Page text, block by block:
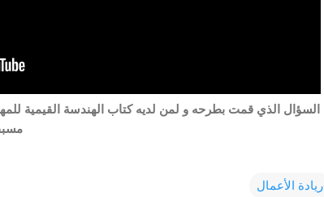
ريادة الأعمال